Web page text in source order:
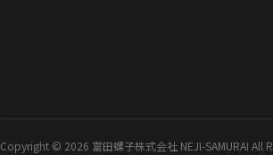
Copyright © 2026 富田螺子株式会社 NEJI-SAMURAI All